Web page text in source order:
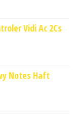
Vidi Ac 2Cs
Notes Haft